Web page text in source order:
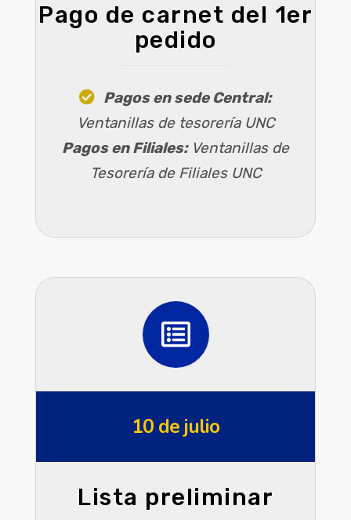
Pago de carnet del 1er
pedido
Pagos en sede Central:
Ventanillas de tesorería UNC
Pagos en Filiales:Ventanillas de
Tesorería de Filiales UNC
10 de julio
Lista preliminar